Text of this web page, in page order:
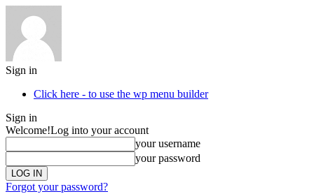
Sign in
Click here - to use the wp menu builder
Sign in
Welcome!Log into your account
your username
your password
Forgot your password?